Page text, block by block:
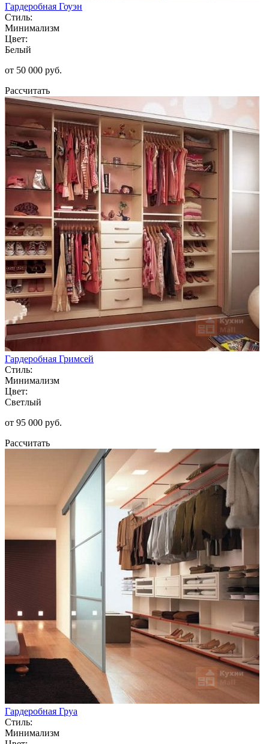
Гардеробная Гоуэн
Стиль:
Минимализм
Цвет:
Белый
от 50 000 руб.
Рассчитать
Гардеробная Гримсей
Стиль:
Минимализм
Цвет:
Светлый
от 95 000 руб.
Рассчитать
Гардеробная Груа
Стиль:
Минимализм